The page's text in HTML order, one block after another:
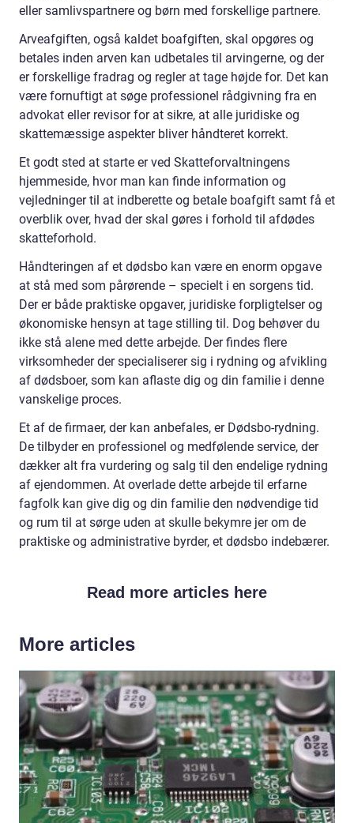
eller samlivspartnere og børn med forskellige partnere.
Arveafgiften, også kaldet boafgiften, skal opgøres og
betales inden arven kan udbetales til arvingerne, og der
er forskellige fradrag og regler at tage højde for. Det kan
være fornuftigt at søge professionel rådgivning fra en
advokat eller revisor for at sikre, at alle juridiske og
skattemæssige aspekter bliver håndteret korrekt.
Et godt sted at starte er ved Skatteforvaltningens
hjemmeside, hvor man kan finde information og
vejledninger til at indberette og betale boafgift samt få et
overblik over, hvad der skal gøres i forhold til afdødes
skatteforhold.
Håndteringen af et dødsbo kan være en enorm opgave
at stå med som pårørende – specielt i en sorgens tid.
Der er både praktiske opgaver, juridiske forpligtelser og
økonomiske hensyn at tage stilling til. Dog behøver du
ikke stå alene med dette arbejde. Der findes flere
virksomheder der specialiserer sig i rydning og afvikling
af dødsboer, som kan aflaste dig og din familie i denne
vanskelige proces.
Et af de firmaer, der kan anbefales, er Dødsbo-rydning.
De tilbyder en professionel og medfølende service, der
dækker alt fra vurdering og salg til den endelige rydning
af ejendommen. At overlade dette arbejde til erfarne
fagfolk kan give dig og din familie den nødvendige tid
og rum til at sørge uden at skulle bekymre jer om de
praktiske og administrative byrder, et dødsbo indebærer.
Read more articles here
More articles